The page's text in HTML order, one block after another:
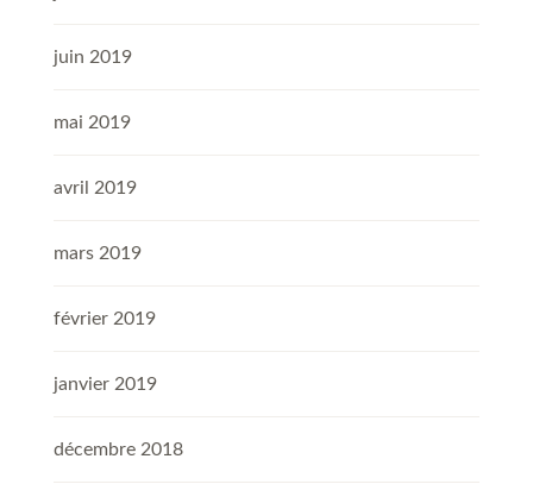
juin 2019
mai 2019
avril 2019
mars 2019
février 2019
janvier 2019
décembre 2018